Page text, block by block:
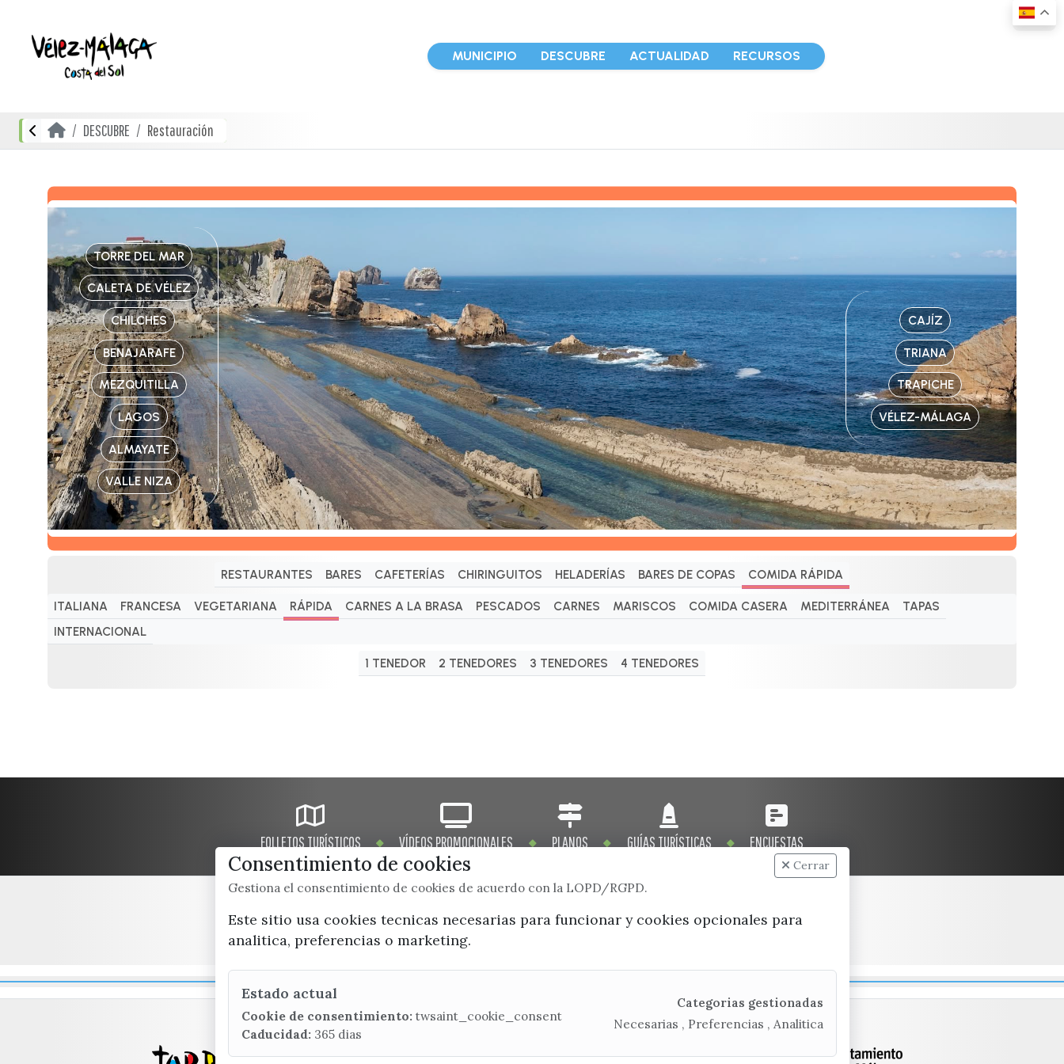
MUNICIPIO DESCUBRE ACTUALIDAD RECURSOS
DESCUBRE Restauración
TORRE DEL MAR
CALETA DE VÉLEZ
CHILCHES
BENAJARAFE
MEZQUITILLA
LAGOS
ALMAYATE
VALLE NIZA
CAJÍZ
TRIANA
TRAPICHE
VÉLEZ-MÁLAGA
RESTAURANTES BARES CAFETERÍAS CHIRINGUITOS HELADERÍAS BARES DE COPAS COMIDA RÁPIDA
ITALIANA FRANCESA VEGETARIANA RÁPIDA CARNES A LA BRASA PESCADOS CARNES MARISCOS COMIDA CASERA MEDITERRÁNEA
TAPAS
INTERNACIONAL
1 TENEDOR 2 TENEDORES 3 TENEDORES 4 TENEDORES
FOLLETOS TURÍSTICOS VÍDEOS PROMOCIONALES PLANOS GUÍAS TURÍSTICAS ENCUESTAS
x / twitter
Consentimiento de cookies
Gestiona el consentimiento de cookies de acuerdo con la LOPD/RGPD.
Cerrar
Este sitio usa cookies tecnicas necesarias para funcionar y cookies opcionales para
analitica, preferencias o marketing.
Estado actual
Cookie de consentimiento: twsaint_cookie_consent
Caducidad: 365 dias
Categorias gestionadas
Necesarias , Preferencias , Analitica